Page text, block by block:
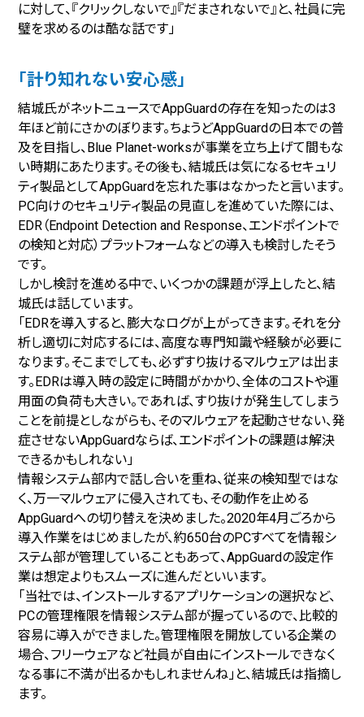
に対して、『クリックしないで』『だまされないで』と、社員に完
璧を求めるのは酷な話です」
「計り知れない安心感」
結城氏がネットニュースでAppGuardの存在を知ったのは3
年ほど前にさかのぼります。ちょうどAppGuardの日本での普
及を目指し、Blue Planet-worksが事業を立ち上げて間もな
い時期にあたります。その後も、結城氏は気になるセキュリ
ティ製品としてAppGuardを忘れた事はなかったと言います。
PC向けのセキュリティ製品の見直しを進めていた際には、
EDR（Endpoint Detection and Response、エンドポイントで
の検知と対応）プラットフォームなどの導入も検討したそう
です。
しかし検討を進める中で、いくつかの課題が浮上したと、結
城氏は話しています。
「EDRを導入すると、膨大なログが上がってきます。それを分
析し適切に対応するには、高度な専門知識や経験が必要に
なります。そこまでしても、必ずすり抜けるマルウェアは出ま
す。EDRは導入時の設定に時間がかかり、全体のコストや運
用面の負荷も大きい。であれば、すり抜けが発生してしまう
ことを前提としながらも、そのマルウェアを起動させない、発
症させないAppGuardならば、エンドポイントの課題は解決
できるかもしれない」
情報システム部内で話し合いを重ね、従来の検知型ではな
く、万一マルウェアに侵入されても、その動作を止める
AppGuardへの切り替えを決めました。2020年4月ごろから
導入作業をはじめましたが、約650台のPCすべてを情報シ
ステム部が管理していることもあって、AppGuardの設定作
業は想定よりもスムーズに進んだといいます。
「当社では、インストールするアプリケーションの選択など、
PCの管理権限を情報システム部が握っているので、比較的
容易に導入ができました。管理権限を開放している企業の
場合、フリーウェアなど社員が自由にインストールできなく
なる事に不満が出るかもしれませんね」と、結城氏は指摘し
ます。